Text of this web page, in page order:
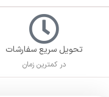
تحویل سریع سفارشات
در کمترین زمان